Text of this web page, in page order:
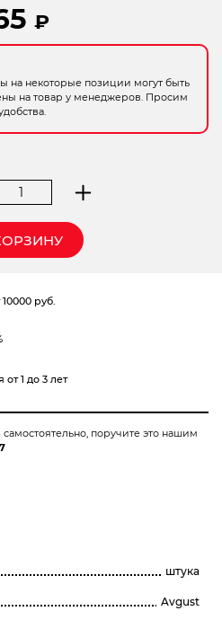
₽
на некоторые позиции могут быть
на товар у менеджеров. Просим
Количество
Ракурс
хвойных)
10000 руб.
1 до 3 лет
поручите это нашим
штука
Avgust